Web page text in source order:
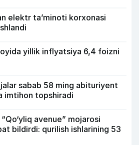
elektr ta’minoti korxonasi
yillik inflyatsiya 6,4 foizni
sabab 58 ming abituriyent
imtihon topshiradi
avenue” mojarosi
bildirdi: qurilish ishlarining 53